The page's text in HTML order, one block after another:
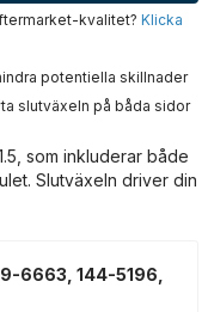
kvalitet? Klicka
potentiella skillnader
slutväxeln på båda sidor
som inkluderar både
Slutväxeln driver din
6663, 144-5196,